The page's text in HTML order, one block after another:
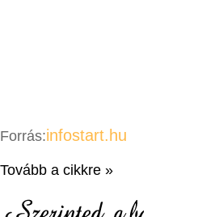
Forrás:infostart.hu
Tovább a cikkre »